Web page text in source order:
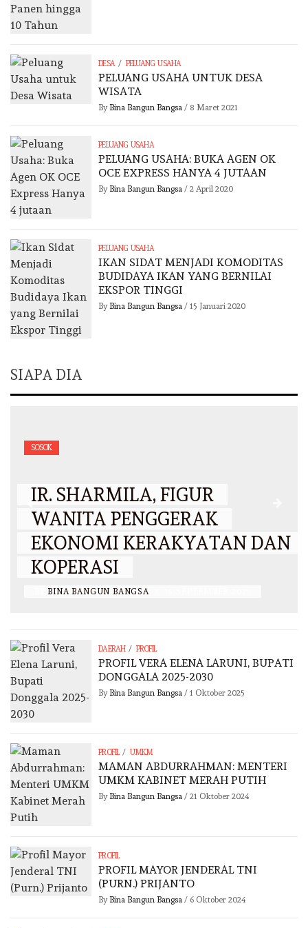
DESA / PELUANG USAHA
PELUANG USAHA UNTUK DESA
WISATA
By Bina Bangun Bangsa/ 8 Maret 2021
PELUANG USAHA
PELUANG USAHA: BUKA AGEN OK
OCE EXPRESS HANYA 4 JUTAAN
By Bina Bangun Bangsa/ 2 April 2020
PELUANG USAHA
IKAN SIDAT MENJADI KOMODITAS
BUDIDAYA IKAN YANG BERNILAI
EKSPOR TINGGI
By Bina Bangun Bangsa/ 15 Januari 2020
SIAPA DIA
SOSOK
IR. SHARMILA, FIGUR
WANITA PENGGERAK
EKONOMI KERAKYATAN DAN
KOPERASI
BINA BANGUN BANGSA
DAERAH / PROFIL
PROFIL VERA ELENA LARUNI, BUPATI
DONGGALA 2025-2030
By Bina Bangun Bangsa/ 1 Oktober 2025
PROFIL / UMKM
MAMAN ABDURRAHMAN: MENTERI
UMKM KABINET MERAH PUTIH
By Bina Bangun Bangsa/ 21 Oktober 2024
PROFIL
PROFIL MAYOR JENDERAL TNI
(PURN.) PRIJANTO
By Bina Bangun Bangsa/ 6 Oktober 2024